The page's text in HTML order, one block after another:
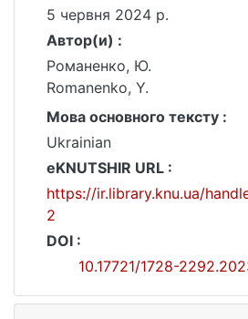
5 червня 2024 р.
Автор(и) :
Романенко, Ю.
Romanenko, Y.
Мова основного тексту :
Ukrainian
eKNUTSHIR URL :
https://ir.library.knu.ua/
2
DOI :
10.17721/1728-